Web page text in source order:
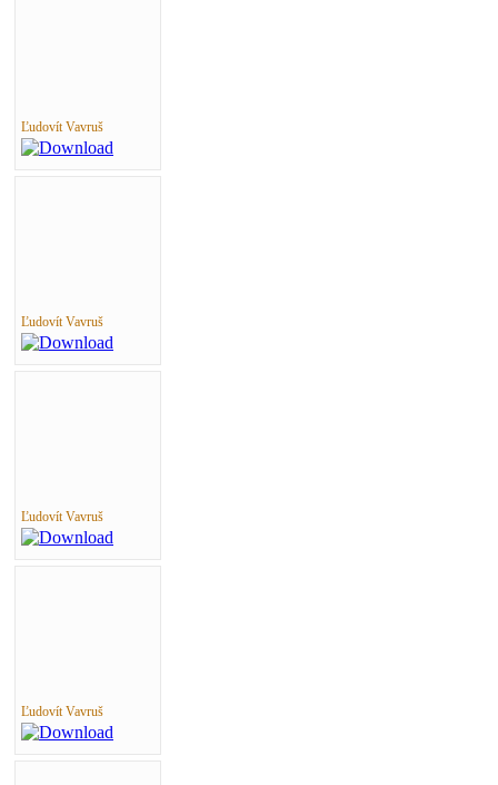
Ľudovít Vavruš
Ľudovít Vavruš
Ľudovít Vavruš
Ľudovít Vavruš